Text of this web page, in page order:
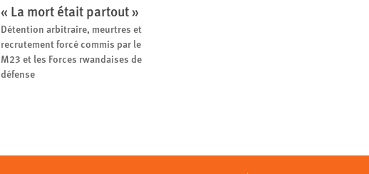
« La mort était partout »
Détention arbitraire, meurtres et
recrutement forcé commis par le
M23 et les Forces rwandaises de
défense